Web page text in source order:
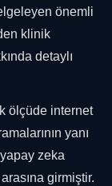
önemli
klinik
detaylı
ölçüde internet
yanı
zeka
girmiştir.